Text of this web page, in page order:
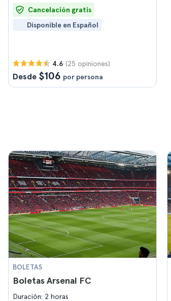
Cancelación gratis
Disponible en Español
4.6 (25 opiniones)
Desde $106 por persona
BOLETAS
Boletas Arsenal FC
Duración: 2 horas